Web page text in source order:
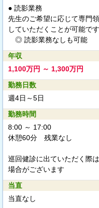
● 読影業務
先生のご希望に応じて専門
していただくことが可能です
◎ 読影業務なしも可能
年収
1,100万円 ～ 1,300万円
勤務日数
週4日～5日
勤務時間
8:00 ～ 17:00
休憩60分 残業なし
巡回健診に出ていただく際
場合がございます
当直
当直なし